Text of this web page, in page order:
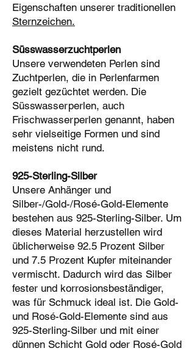
Eigenschaften unserer traditionellen
Sternzeichen.
Süsswasserzuchtperlen
Unsere verwendeten Perlen sind
Zuchtperlen, die in Perlenfarmen
gezielt gezüchtet werden. Die
Süsswasserperlen, auch
Frischwasserperlen genannt, haben
sehr vielseitige Formen und sind
meistens nicht rund.
925­-Sterling-Silber
Unsere Anhänger und
Silber-/Gold-/Rosé-Gold-Elemente
bestehen aus 925-Sterling-Silber. Um
dieses Material herzustellen wird
üblicherweise 92.5 Prozent Silber
und 7.5 Prozent Kupfer miteinander
vermischt. Dadurch wird das Silber
fester und korrosionsbeständiger,
was für Schmuck ideal ist. Die Gold-
und Rosé-Gold-Elemente sind aus
925-Sterling-Silber und mit einer
dünnen Schicht Gold oder Rosé-Gold